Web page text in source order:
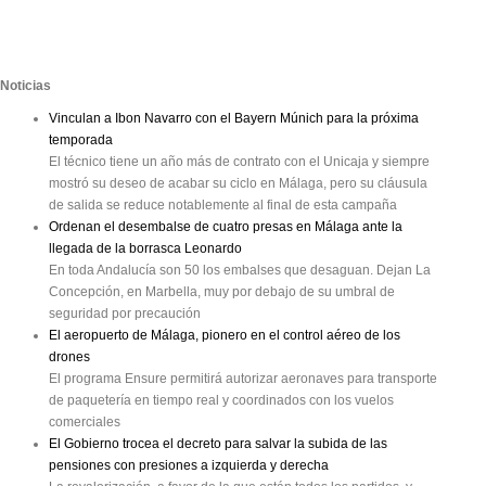
Noticias
Vinculan a Ibon Navarro con el Bayern Múnich para la próxima
temporada
El técnico tiene un año más de contrato con el Unicaja y siempre
mostró su deseo de acabar su ciclo en Málaga, pero su cláusula
de salida se reduce notablemente al final de esta campaña
Ordenan el desembalse de cuatro presas en Málaga ante la
llegada de la borrasca Leonardo
En toda Andalucía son 50 los embalses que desaguan. Dejan La
Concepción, en Marbella, muy por debajo de su umbral de
seguridad por precaución
El aeropuerto de Málaga, pionero en el control aéreo de los
drones
El programa Ensure permitirá autorizar aeronaves para transporte
de paquetería en tiempo real y coordinados con los vuelos
comerciales
El Gobierno trocea el decreto para salvar la subida de las
pensiones con presiones a izquierda y derecha